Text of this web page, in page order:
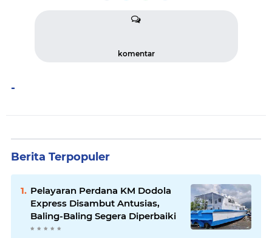
komentar
-
Berita Terpopuler
Pelayaran Perdana KM Dodola
Express Disambut Antusias,
Baling-Baling Segera Diperbaiki